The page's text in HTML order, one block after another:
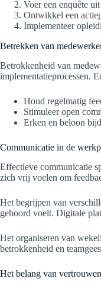
Voer een enquête
Ontwikkel een
Implementeer
Betrekken van
Betrokkenheid van
implementatieprocessen.
Houd regelmatig
Stimuleer open
Erken en beloon
Communicatie in de
Effectieve communicatie
zich vrij voelen om
Het begrijpen van
gehoord voelt. Digitale
Het organiseren van
betrokkenheid en
Het belang van